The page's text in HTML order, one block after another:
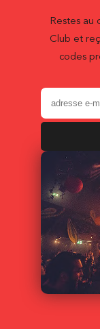
Restes au
Club et
codes